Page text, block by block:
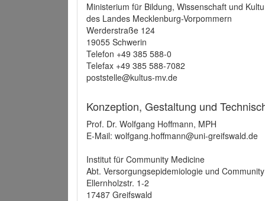
Ministerium für Bildung, Wissenschaft und
des Landes Mecklenburg-Vorpommern
Werderstraße 124
19055 Schwerin
Telefon +49 385 588-0
Telefax +49 385 588-7082
poststelle@kultus-mv.de
Konzeption, Gestaltung und
Prof. Dr. Wolfgang Hoffmann, MPH
E-Mail: wolfgang.hoffmann@uni-greifswald.de
Institut für Community Medicine
Abt. Versorgungsepidemiologie und
Ellernholzstr. 1-2
17487 Greifswald